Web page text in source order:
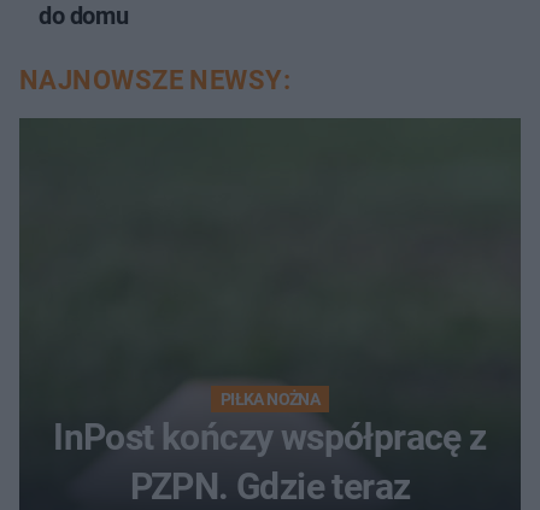
do domu
NAJNOWSZE NEWSY:
PIŁKA NOŻNA
InPost kończy współpracę z
PZPN. Gdzie teraz